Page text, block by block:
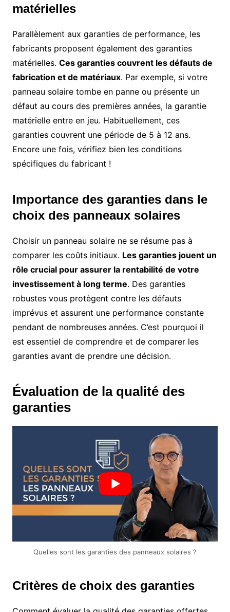
matérielles
Parallèlement aux garanties de performance, les
fabricants proposent également des garanties
matérielles. Ces garanties couvrent les défauts de
fabrication et de matériaux. Par exemple, si votre
panneau solaire tombe en panne ou présente un
défaut au cours des premières années, la garantie
matérielle entre en jeu. Habituellement, ces
garanties couvrent une période de 5 à 12 ans.
Encore une fois, vérifiez bien les conditions
spécifiques du fabricant !
Importance des garanties dans le
choix des panneaux solaires
Choisir un panneau solaire ne se résume pas à
comparer les coûts initiaux. Les garanties jouent un
rôle crucial pour assurer la rentabilité de votre
investissement à long terme. Des garanties
robustes vous protègent contre les défauts
imprévus et assurent une performance constante
pendant de nombreuses années. C’est pourquoi il
est essentiel de comprendre et de comparer les
garanties avant de prendre une décision.
Évaluation de la qualité des
garanties
Quelles sont les garanties des panneaux solaires ?
Critères de choix des garanties